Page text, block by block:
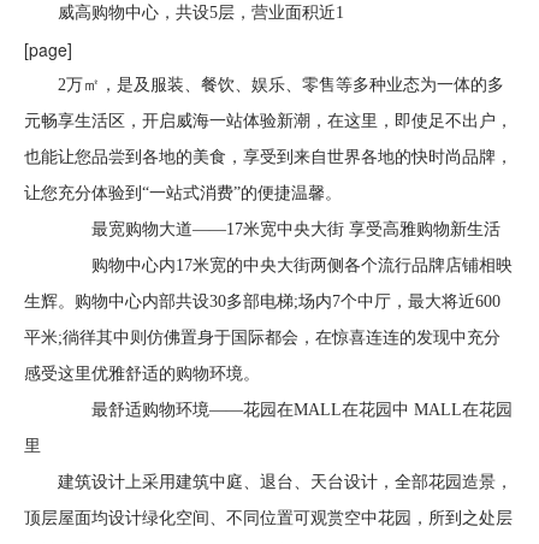
威高购物中心，共设5层，营业面积近1
[page]
2万㎡，是及服装、餐饮、娱乐、零售等多种业态为一体的多
元畅享生活区，开启威海一站体验新潮，在这里，即使足不出户，
也能让您品尝到各地的美食，享受到来自世界各地的快时尚品牌，
让您充分体验到“一站式消费”的便捷温馨。
最宽购物大道——17米宽中央大街 享受高雅购物新生活
购物中心内17米宽的中央大街两侧各个流行品牌店铺相映
生辉。购物中心内部共设30多部电梯;场内7个中厅，最大将近600
平米;徜徉其中则仿佛置身于国际都会，在惊喜连连的发现中充分
感受这里优雅舒适的购物环境。
最舒适购物环境——花园在MALL在花园中 MALL在花园
里
建筑设计上采用建筑中庭、退台、天台设计，全部花园造景，
顶层屋面均设计绿化空间、不同位置可观赏空中花园，所到之处层